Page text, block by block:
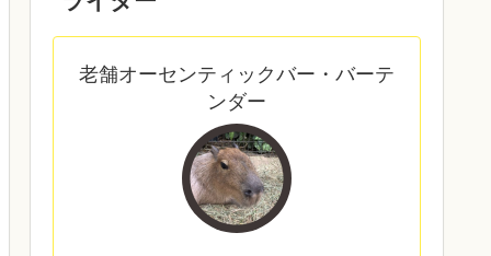
老舗オーセンティックバー・バーテ
ンダー